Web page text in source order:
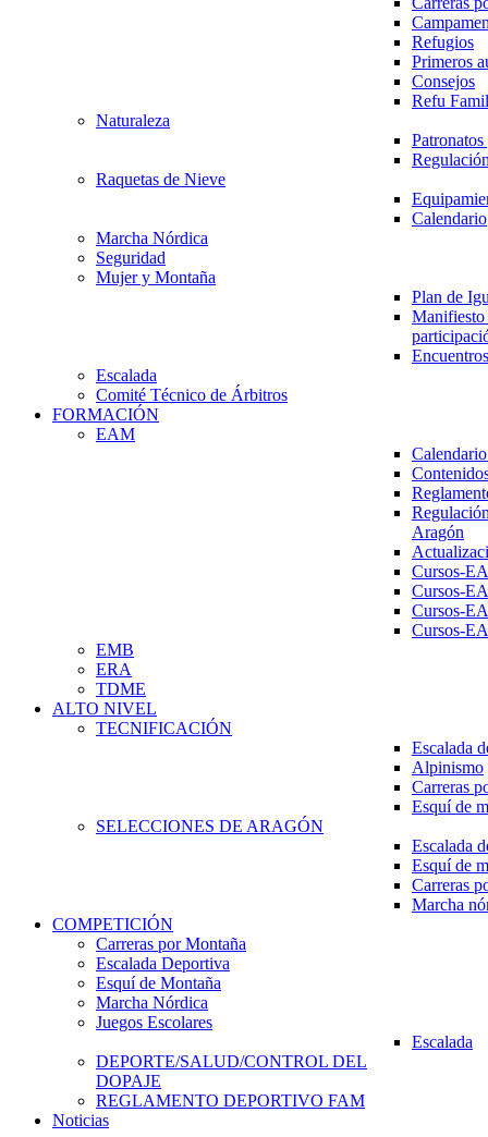
Refugios
Primeros
Consejos
Refu
Naturaleza
Raquetas de Nieve
Calendario
Marcha Nórdica
Seguridad
Mujer y Montaña
Plan de
Escalada
Comité Técnico de Árbitros
FORMACIÓN
EAM
Aragón
Cursos-
Cursos-
Cursos-
Cursos-
EMB
ERA
TDME
ALTO NIVEL
TECNIFICACIÓN
Escalada
Alpinismo
Carreras
Esquí de
SELECCIONES DE ARAGÓN
Escalada
Esquí de
Carreras
Marcha
COMPETICIÓN
Carreras por Montaña
Escalada Deportiva
Esquí de Montaña
Marcha Nórdica
Juegos Escolares
Escalada
DEPORTE/SALUD/CONTROL DEL
DOPAJE
REGLAMENTO DEPORTIVO FAM
Noticias